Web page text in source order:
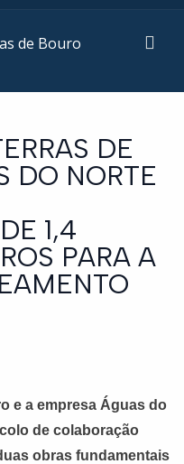
DE
DO NORTE
1,4
PARA A
e a empresa Águas do
de colaboração
obras fundamentais